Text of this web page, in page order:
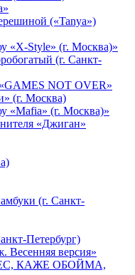
(«Tanya»)
«X-Style» (г. Москва)»
(г. Санкт-
NOT OVER»
(г. Москва)
«Mafia» (г. Москва)»
«Джиган»
(г. Санкт-
Петербург)
Весенняя версия»
КАЖЕ ОБОЙМА,